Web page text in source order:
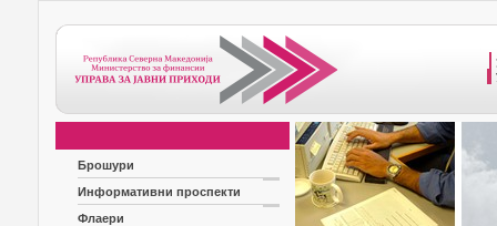
Брошури
Информативни проспекти
Флаери